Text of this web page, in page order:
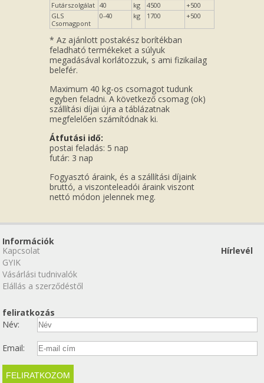
Futárszolgálat 40 kg 4500
+500
GLS
Csomagpont
0-40 kg 1700 +500
* Az ajánlott postakész borítékban
feladható termékeket a súlyuk
megadásával korlátozzuk, s ami fizikailag
belefér.
Maximum 40 kg-os csomagot tudunk
egyben feladni. A következő csomag (ok)
szállítási díjai újra a táblázatnak
megfelelően számítódnak ki.
Átfutási idő:
postai feladás: 5 nap
futár: 3 nap
Fogyasztó áraink, és a szállítási díjaink
bruttó, a viszonteleadói áraink viszont
nettó módon jelennek meg.
Információk
Kapcsolat
GYIK
Vásárlási tudnivalók
Elállás a szerződéstől
Hírlevél
feliratkozás
Név:
Email: